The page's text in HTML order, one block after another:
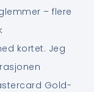
– flere
kortet. Jeg
Gold-